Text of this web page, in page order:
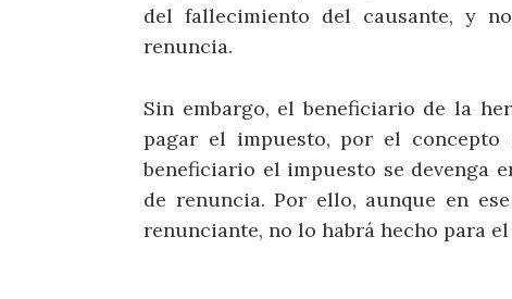
del fallecimiento del causante, y
renuncia.
Sin embargo, el beneficiario de la
pagar el impuesto, por el
beneficiario el impuesto se devenga
de renuncia. Por ello, aunque en
renunciante, no lo habrá hecho para